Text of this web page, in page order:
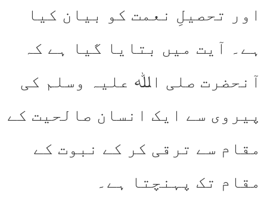
اور تحصیلِ نعمت کو بیان کیا
ہے۔ آیت میں بتایا گیا ہے کہ
آنحضرت صلی اﷲ علیہ وسلم کی
پیروی سے ایک انسان صالحیت کے
مقام سے ترقی کر کے نبوت کے
مقام تک پہنچتا ہے۔